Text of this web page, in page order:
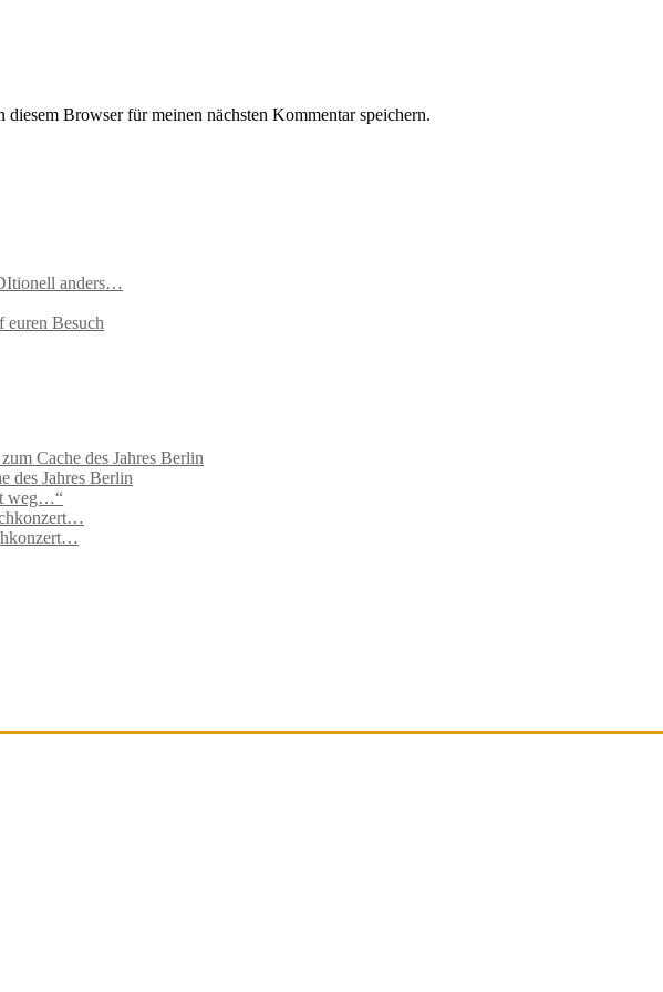
Browser für meinen nächsten Kommentar speichern.
anders…
euren Besuch
Cache des Jahres Berlin
des Jahres Berlin
weg…“